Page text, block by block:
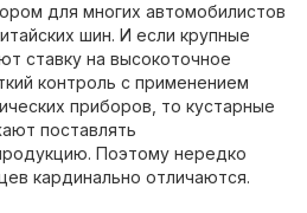
для многих автомобилистов
шин. И если крупные
ставку на высокоточное
контроль с применением
приборов, то кустарные
поставлять
Поэтому нередко
кардинально отличаются.